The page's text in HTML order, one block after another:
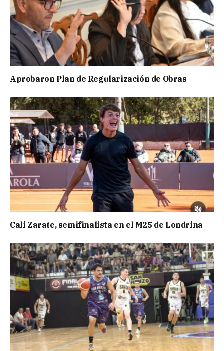
Aprobaron Plan de Regularización de Obras
Cali Zarate, semifinalista en el M25 de Londrina